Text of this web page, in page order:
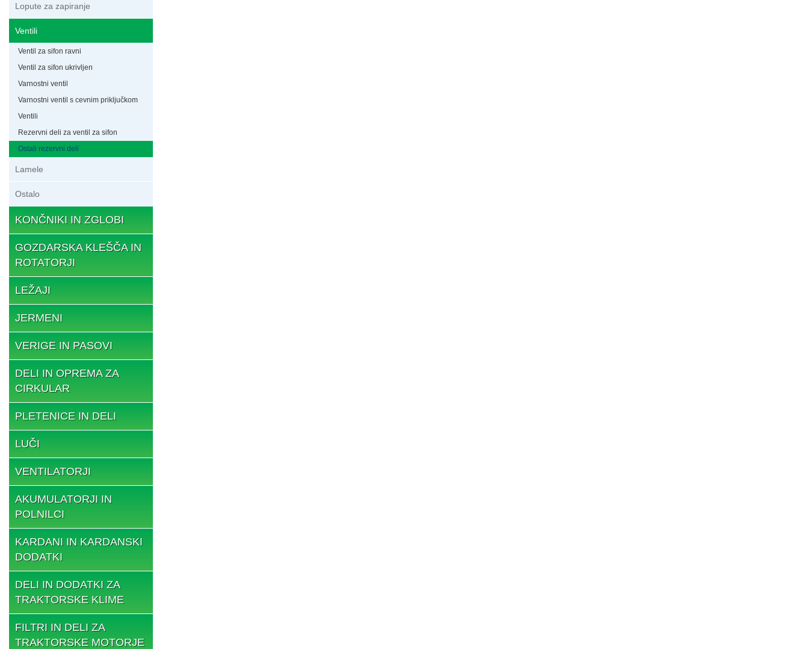
Lopute za zapiranje
Ventili
Ventil za sifon ravni
Ventil za sifon ukrivljen
Varnostni ventil
Varnostni ventil s cevnim priključkom
Ventili
Rezervni deli za ventil za sifon
Ostali rezervni deli
Lamele
Ostalo
KONČNIKI IN ZGLOBI
GOZDARSKA KLEŠČA IN
ROTATORJI
LEŽAJI
JERMENI
VERIGE IN PASOVI
DELI IN OPREMA ZA
CIRKULAR
PLETENICE IN DELI
LUČI
VENTILATORJI
AKUMULATORJI IN
POLNILCI
KARDANI IN KARDANSKI
DODATKI
DELI IN DODATKI ZA
TRAKTORSKE KLIME
FILTRI IN DELI ZA
TRAKTORSKE MOTORJE